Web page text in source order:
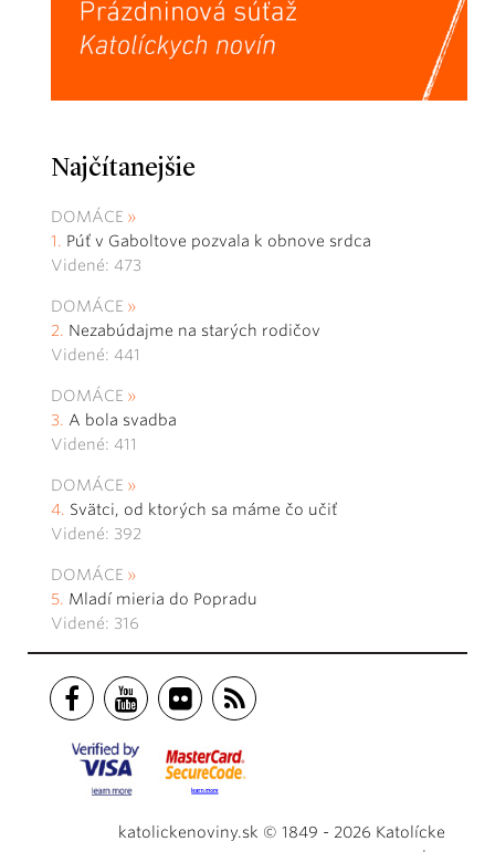
Najčítanejšie
DOMÁCE
Púť v Gaboltove pozvala k obnove srdca
Videné: 473
DOMÁCE
Nezabúdajme na starých rodičov
Videné: 441
DOMÁCE
A bola svadba
Videné: 411
DOMÁCE
Svätci, od ktorých sa máme čo učiť
Videné: 392
DOMÁCE
Mladí mieria do Popradu
Videné: 316
katolickenoviny.sk © 1849 - 2026 Katolícke